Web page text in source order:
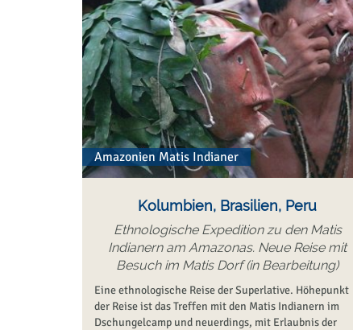
Amazonien Matis Indianer
Kolumbien, Brasilien, Peru
Ethnologische Expedition zu den Matis
Indianern am Amazonas. Neue Reise mit
Besuch im Matis Dorf (in Bearbeitung)
Eine ethnologische Reise der Superlative. Höhepunkt
der Reise ist das Treffen mit den Matis Indianern im
Dschungelcamp und neuerdings, mit Erlaubnis der